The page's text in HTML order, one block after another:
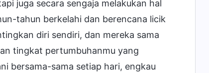
juga secara sengaja melakukan hal
tahun berkelahi dan berencana licik
diri sendiri, dan mereka sama
tingkat pertumbuhanmu yang
bersama-sama setiap hari, engkau